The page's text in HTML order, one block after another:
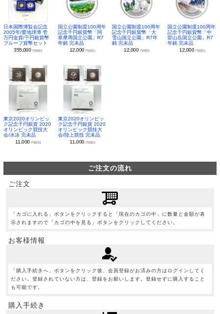
日本国際博覧会記念
2005年/愛地球博 壱
万円金貨/千円銀貨幣
プルーフ貨幣セット
355,000 円(税別)
国立公園制度100周年
記念千円銀貨幣「阿
寒摩周国立公園」R7
年銘 完未品
12,000 円(税別)
国立公園制度100周年
記念千円銀貨幣「大
雪山国立公園」R7年
銘 完未品
12,000 円(税別)
国立公園制度100周年
記念千円銀貨幣「中
部山岳国立公園」R7
年銘 完未品
12,000 円(税別)
東京2020オリンピッ
ク記念千円銀貨 2020
オリンピック競技大
会/水泳 完未品
11,000円(税別)
東京2020オリンピッ
ク記念千円銀貨 2020
オリンピック競技大
会/陸上競技 完未品
11,000 円(税別)
ご注文の流れ
ご注文
「カゴに入れる」ボタンをクリックすると「現在のカゴの中」に数量と金額が表
示されますので「カゴの中を見る」ボタンをクリックしてください。
お客様情報
「購入手続きへ」ボタンをクリック後、会員登録がお済みの方はログインしてく
ださい。登録されていない方は、登録をお願いします。登録せずに購入すること
も可能です。
購入手続き